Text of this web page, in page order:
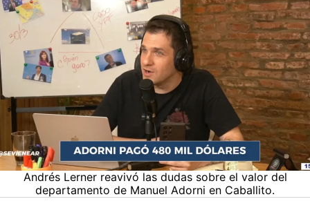
Andrés Lerner reavivó las dudas sobre el valor del
departamento de Manuel Adorni en Caballito.